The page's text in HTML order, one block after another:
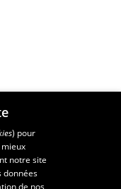
) pour
notre site
données
de nos